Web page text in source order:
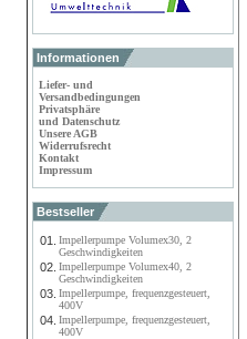
Informationen
Liefer- und
Versandbedingungen
Privatsphäre
und Datenschutz
Unsere AGB
Widerrufsrecht
Kontakt
Impressum
Bestseller
01.
Impellerpumpe Volumex30, 2
Geschwindigkeiten
02. Impellerpumpe Volumex40, 2
Geschwindigkeiten
03. Impellerpumpe, frequenzgesteuert,
400V
04. Impellerpumpe, frequenzgesteuert,
400V